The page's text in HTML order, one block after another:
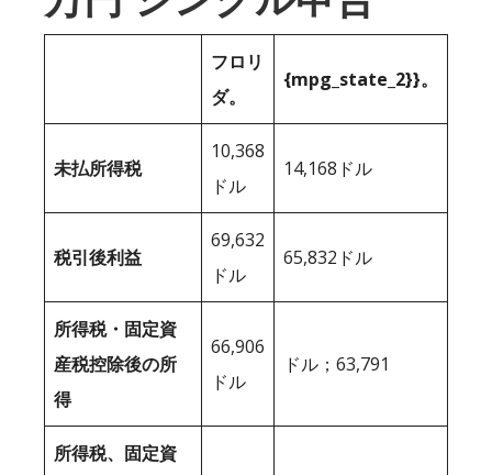
フロリ
ダ。
{mpg_state_2}}。
未払所得税
10,368
ドル
14,168ドル
税引後利益
69,632
ドル
65,832ドル
所得税・固定資
産税控除後の所
得
66,906
ドル
ドル；63,791
所得税、固定資